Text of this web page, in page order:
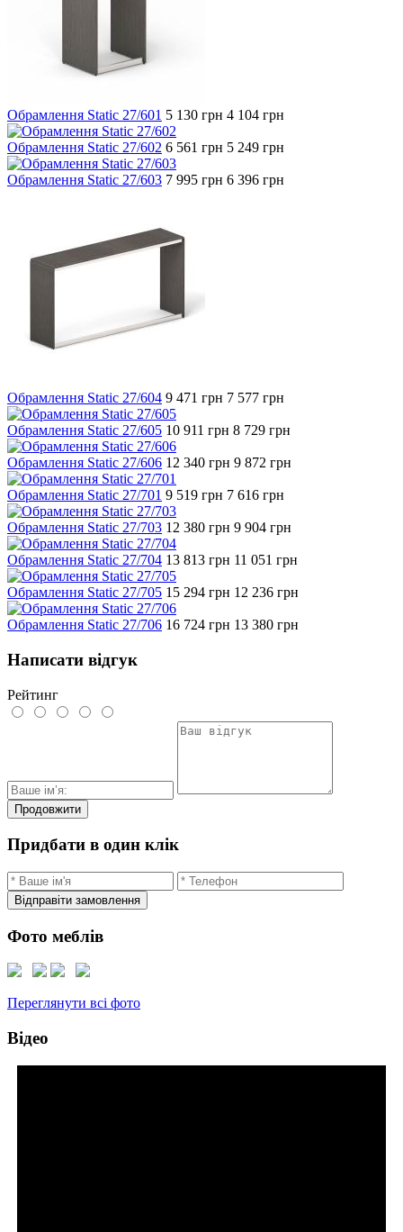
Обрамлення Static 27/601 5 130 грн 4 104 грн
Обрамлення Static 27/602 6 561 грн 5 249 грн
Обрамлення Static 27/603 7 995 грн 6 396 грн
Обрамлення Static 27/604 9 471 грн 7 577 грн
Обрамлення Static 27/605 10 911 грн 8 729 грн
Обрамлення Static 27/606 12 340 грн 9 872 грн
Обрамлення Static 27/701 9 519 грн 7 616 грн
Обрамлення Static 27/703 12 380 грн 9 904 грн
Обрамлення Static 27/704 13 813 грн 11 051 грн
Обрамлення Static 27/705 15 294 грн 12 236 грн
Обрамлення Static 27/706 16 724 грн 13 380 грн
Написати відгук
Рейтинг
Продовжити
Придбати в один клік
Відправіти замовлення
Фото меблів
Переглянути всі фото
Відео